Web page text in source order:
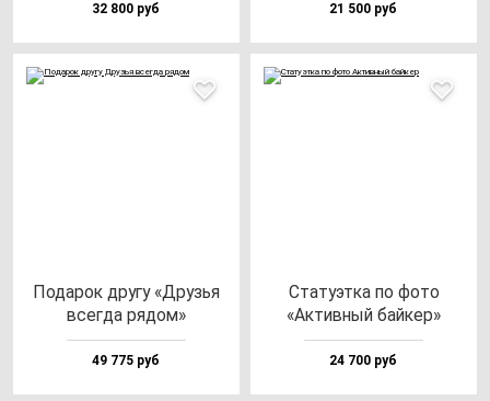
32 800 руб 21 500 руб
Пода­рок дру­гу «Друзья
всег­да ря­дом»
49 775 руб
Ста­ту­эт­ка по фо­то
«Актив­ный бай­кер»
24 700 руб